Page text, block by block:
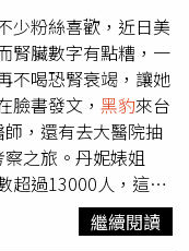
少粉絲喜歡，近日美
腎臟數字有點糟，一
不喝恐腎衰竭，讓她
臉書發文， 黑豹來台
，還有去大醫院抽
之旅。丹妮婊姐
超過13000人，這數
，除了因為美國人打
家都知道的，美國醫
繼續閱讀